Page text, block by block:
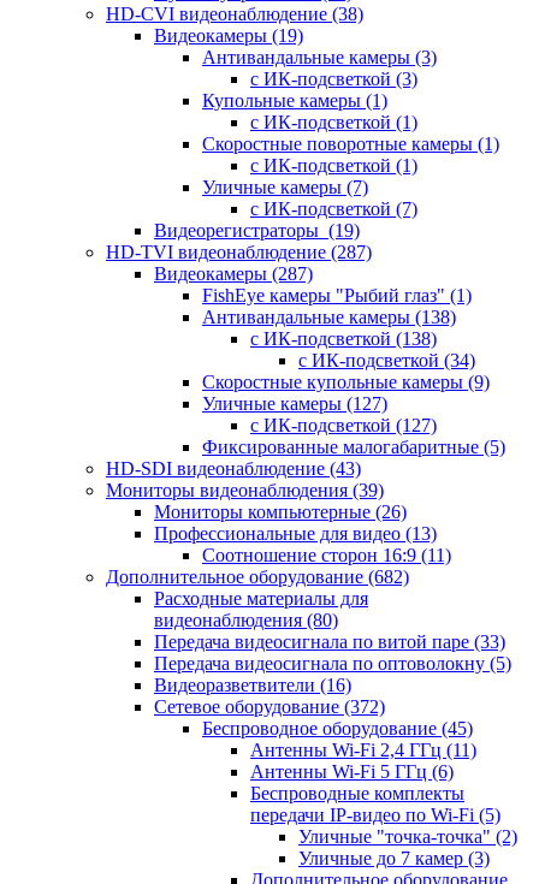
HD-CVI видеонаблюдение (38)
Видеокамеры (19)
Антивандальные камеры (3)
с ИК-подсветкой (3)
Купольные камеры (1)
с ИК-подсветкой (1)
Скоростные поворотные камеры (1)
с ИК-подсветкой (1)
Уличные камеры (7)
с ИК-подсветкой (7)
Видеорегистраторы (19)
HD-TVI видеонаблюдение (287)
Видеокамеры (287)
FishEye камеры "Рыбий глаз" (1)
Антивандальные камеры (138)
с ИК-подсветкой (138)
с ИК-подсветкой (34)
Скоростные купольные камеры (9)
Уличные камеры (127)
с ИК-подсветкой (127)
Фиксированные малогабаритные (5)
HD-SDI видеонаблюдение (43)
Мониторы видеонаблюдения (39)
Мониторы компьютерные (26)
Профессиональные для видео (13)
Соотношение сторон 16:9 (11)
Дополнительное оборудование (682)
Расходные материалы для
видеонаблюдения (80)
Передача видеосигнала по витой паре (33)
Передача видеосигнала по оптоволокну (5)
Видеоразветвители (16)
Сетевое оборудование (372)
Беспроводное оборудование (45)
Антенны Wi-Fi 2,4 ГГц (11)
Антенны Wi-Fi 5 ГГц (6)
Беспроводные комплекты
передачи IP-видео по Wi-Fi (5)
Уличные "точка-точка" (2)
Уличные до 7 камер (3)
Дополнительное оборудование